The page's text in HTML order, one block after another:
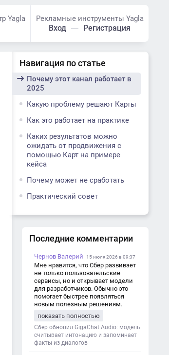
Yagla Рекламные инструменты Yagla
Вход Регистрация
Навигация по статье
Почему этот канал работает в
2025
Какую проблему решают Карты
Как это работает на практике
Каких результатов можно
ожидать от продвижения с
помощью Карт на примере
кейса
Почему может не сработать
Практический совет
Последние комментарии
Чернов Валерий 15 июля 2026 в 09:37
Мне нравится, что Сбер развивает
не только пользовательские
сервисы, но и открывает модели
для разработчиков. Обычно это
помогает быстрее появляться
новым полезным решениям.
показать полностью
Сбер обновил GigaChat Audio: модель
считывает интонацию и запоминает
факты из диалогов